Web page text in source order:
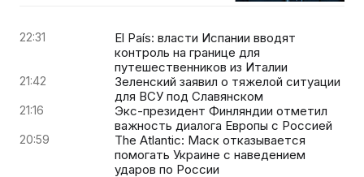
22:31
El País: власти Испании вводят
контроль на границе для
путешественников из Италии
21:42
Зеленский заявил о тяжелой ситуации
для ВСУ под Славянском
21:16
Экс-президент Финляндии отметил
важность диалога Европы с Россией
20:59
The Atlantic: Маск отказывается
помогать Украине с наведением
ударов по России